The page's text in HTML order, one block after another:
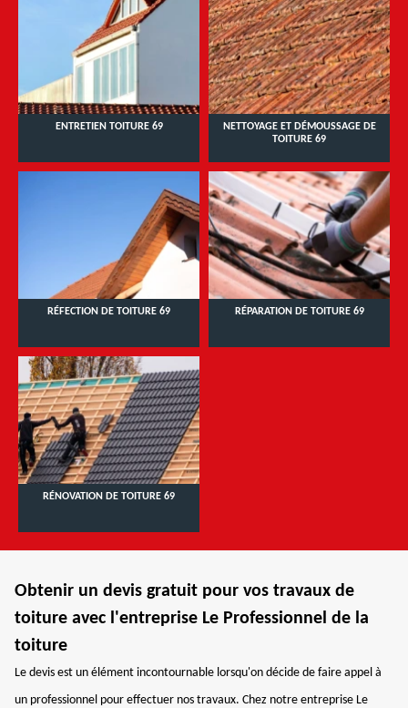
ENTRETIEN TOITURE 69
NETTOYAGE ET DÉMOUSSAGE DE
TOITURE 69
RÉFECTION DE TOITURE 69 RÉPARATION DE TOITURE 69
RÉNOVATION DE TOITURE 69
Obtenir un devis gratuit pour vos travaux de
toiture avec l'entreprise Le Professionnel de la
toiture
Le devis est un élément incontournable lorsqu'on décide de faire appel à
un professionnel pour effectuer nos travaux. Chez notre entreprise Le